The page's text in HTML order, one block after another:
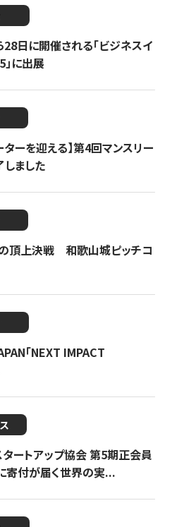
日に開催される「ビジネスイ
に出展
ーを迎える】​​第4回マンスリー
ました
の頂上決戦 和歌山城ピッチコ
「NEXT IMPACT
タートアップ協会 第5期正会員
寄付が届く世界の実...